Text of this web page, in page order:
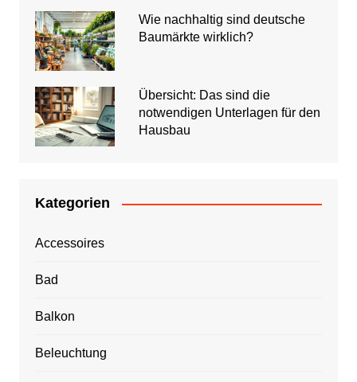
Wie nachhaltig sind deutsche
Baumärkte wirklich?
Übersicht: Das sind die
notwendigen Unterlagen für den
Hausbau
Kategorien
Accessoires
Bad
Balkon
Beleuchtung